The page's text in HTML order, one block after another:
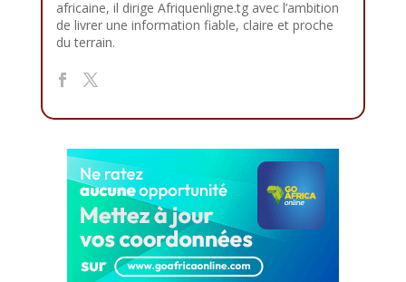
africaine, il dirige Afriquenligne.tg avec l’ambition
de livrer une information fiable, claire et proche
du terrain.